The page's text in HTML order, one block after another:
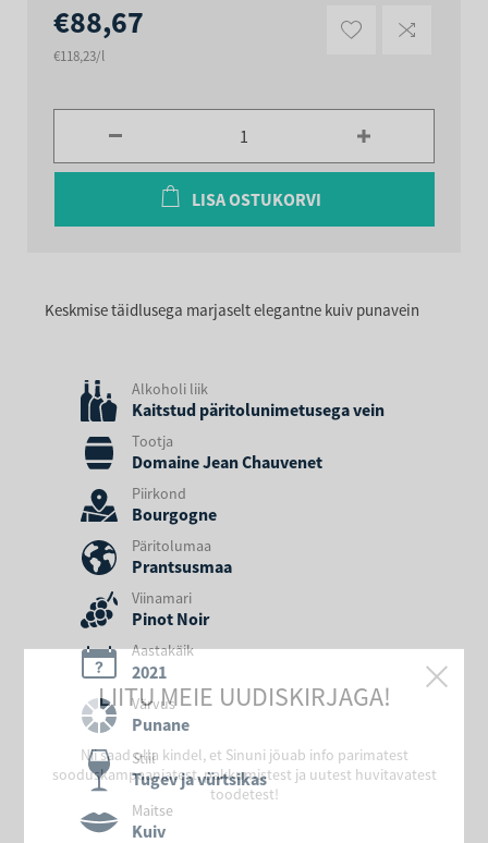
€88,67
€118,23/l
LISA OSTUKORVI
Keskmise täidlusega marjaselt elegantne kuiv punavein
Alkoholi liik
Kaitstud päritolunimetusega vein
Tootja
Domaine Jean Chauvenet
Piirkond
Bourgogne
Päritolumaa
Prantsusmaa
Viinamari
Pinot Noir
Aastakäik
2021
Värvus
Punane
Stiil
Tugev ja vürtsikas
Maitse
Kuiv
LIITU MEIE UUDISKIRJAGA!
Nii saad olla kindel, et Sinuni jõuab info parimatest
sooduskampaaniatest, pakkumistest ja uutest huvitavatest
toodetest!